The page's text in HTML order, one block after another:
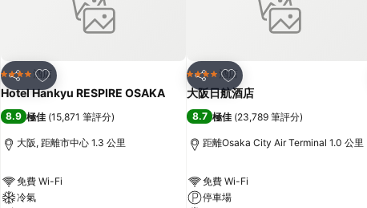
分享
放到收藏夾
4 星級 酒店
Hotel Hankyu RESPIRE OSAKA
8.9 極佳 (15,871 筆評分)
大阪, 距離市中心 1.3 公里
免費 Wi-Fi
冷氣
分享
放到收藏夾
4 星級 酒店
大阪日航酒店
8.7 極佳 (23,789 筆評分)
距離Osaka City Air Terminal 1.0 公里
免費 Wi-Fi
停車場